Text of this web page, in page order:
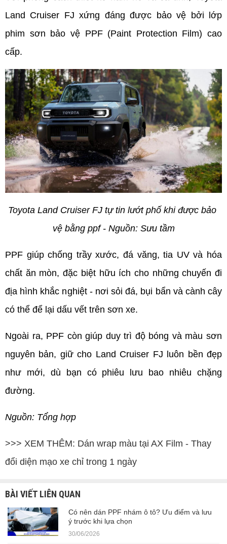
Land Cruiser FJ xứng đáng được bảo vệ bởi lớp
phim sơn bảo vệ PPF (Paint Protection Film) cao
cấp.
Toyota Land Cruiser FJ tự tin lướt phố khi được bảo
vệ bằng ppf - Nguồn: Sưu tầm
PPF giúp chống trầy xước, đá văng, tia UV và hóa
chất ăn mòn, đặc biệt hữu ích cho những chuyến đi
địa hình khắc nghiệt - nơi sỏi đá, bụi bẩn và cành cây
có thể để lại dấu vết trên sơn xe.
Ngoài ra, PPF còn giúp duy trì độ bóng và màu sơn
nguyên bản, giữ cho Land Cruiser FJ luôn bền đẹp
như mới, dù bạn có phiêu lưu bao nhiêu chặng
đường.
Nguồn: Tổng hợp
>>> XEM THÊM: Dán wrap màu tại AX Film - Thay
đổi diện mạo xe chỉ trong 1 ngày
BÀI VIẾT LIÊN QUAN
Có nên dán PPF nhám ô tô? Ưu điểm và lưu
ý trước khi lựa chọn
30/06/2026